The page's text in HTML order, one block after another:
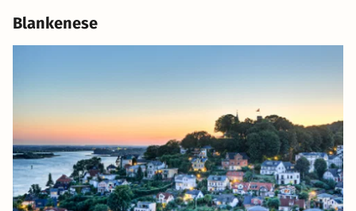
Blankenese